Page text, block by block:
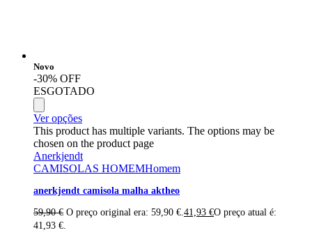
Novo
-30% OFF
ESGOTADO
Ver opções
This product has multiple variants. The options may be
chosen on the product page
Anerkjendt
CAMISOLAS HOMEMHomem
anerkjendt camisola malha aktheo
59,90€ O preço original era: 59,90 €.41,93 €O preço atual é:
41,93 €.